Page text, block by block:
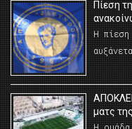
Πίεση
Η
ματς